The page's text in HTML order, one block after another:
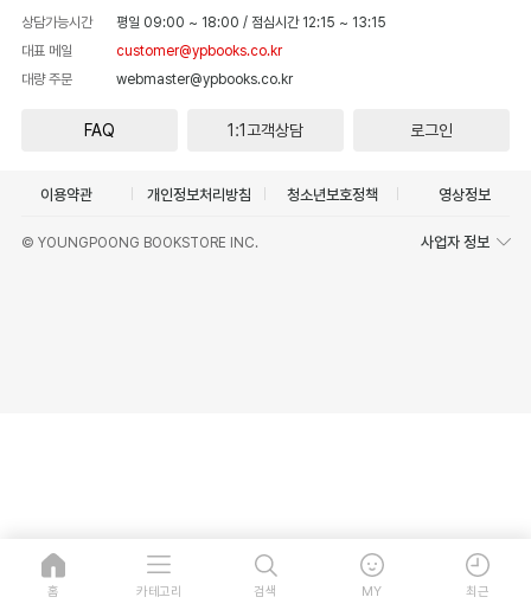
상담가능시간 평일 09:00 ~ 18:00 / 점심시간 12:15 ~ 13:15
대표 메일
customer@ypbooks.co.kr
대량 주문
webmaster@ypbooks.co.kr
FAQ 1:1고객상담 로그인
이용약관 개인정보처리방침 청소년보호정책 영상정보
© YOUNGPOONG BOOKSTORE INC. 사업자 정보
홈 카테고리 검색 MY 최근